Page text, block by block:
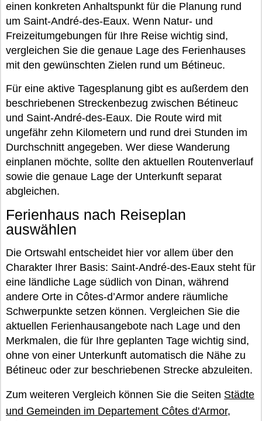
einen konkreten Anhaltspunkt für die Planung rund
um Saint-André-des-Eaux. Wenn Natur- und
Freizeitumgebungen für Ihre Reise wichtig sind,
vergleichen Sie die genaue Lage des Ferienhauses
mit den gewünschten Zielen rund um Bétineuc.
Für eine aktive Tagesplanung gibt es außerdem den
beschriebenen Streckenbezug zwischen Bétineuc
und Saint-André-des-Eaux. Die Route wird mit
ungefähr zehn Kilometern und rund drei Stunden im
Durchschnitt angegeben. Wer diese Wanderung
einplanen möchte, sollte den aktuellen Routenverlauf
sowie die genaue Lage der Unterkunft separat
abgleichen.
Ferienhaus nach Reiseplan
auswählen
Die Ortswahl entscheidet hier vor allem über den
Charakter Ihrer Basis: Saint-André-des-Eaux steht für
eine ländliche Lage südlich von Dinan, während
andere Orte in Côtes-d’Armor andere räumliche
Schwerpunkte setzen können. Vergleichen Sie die
aktuellen Ferienhausangebote nach Lage und den
Merkmalen, die für Ihre geplanten Tage wichtig sind,
ohne von einer Unterkunft automatisch die Nähe zu
Bétineuc oder zur beschriebenen Strecke abzuleiten.
Zum weiteren Vergleich können Sie die Seiten Städte
und Gemeinden im Departement Côtes d'Armor,